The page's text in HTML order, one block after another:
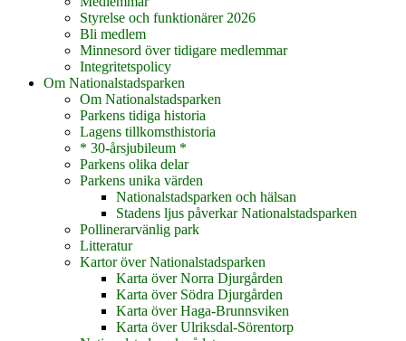
Styrelse och funktionärer 2026
Bli medlem
Minnesord över tidigare medlemmar
Integritetspolicy
Om Nationalstadsparken
Om Nationalstadsparken
Parkens tidiga historia
Lagens tillkomsthistoria
* 30-årsjubileum *
Parkens olika delar
Parkens unika värden
Nationalstadsparken och hälsan
Stadens ljus påverkar Nationalstadsparken
Pollinerarvänlig park
Litteratur
Kartor över Nationalstadsparken
Karta över Norra Djurgården
Karta över Södra Djurgården
Karta över Haga-Brunnsviken
Karta över Ulriksdal-Sörentorp